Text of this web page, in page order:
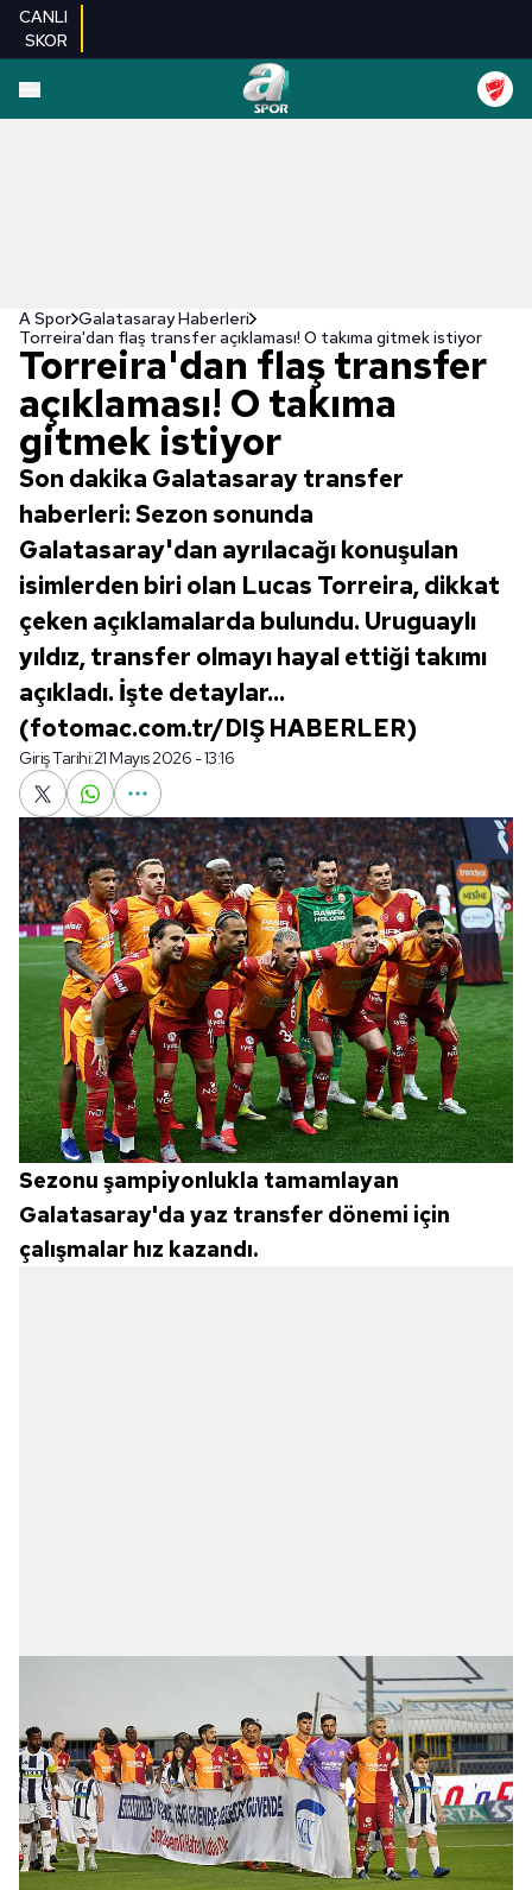
CANLI
SKOR
A Spor Galatasaray Haberleri
Torreira'dan flaş transfer açıklaması! O takıma gitmek istiyor
Torreira'dan flaş transfer
açıklaması! O takıma
gitmek istiyor
Son dakika Galatasaray transfer
haberleri: Sezon sonunda
Galatasaray'dan ayrılacağı konuşulan
isimlerden biri olan Lucas Torreira, dikkat
çeken açıklamalarda bulundu. Uruguaylı
yıldız, transfer olmayı hayal ettiği takımı
açıkladı. İşte detaylar...
(fotomac.com.tr/DIŞ HABERLER)
Giriş Tarihi:21 Mayıs 2026 - 13:16
Sezonu şampiyonlukla tamamlayan
Galatasaray'da yaz transfer dönemi için
çalışmalar hız kazandı.